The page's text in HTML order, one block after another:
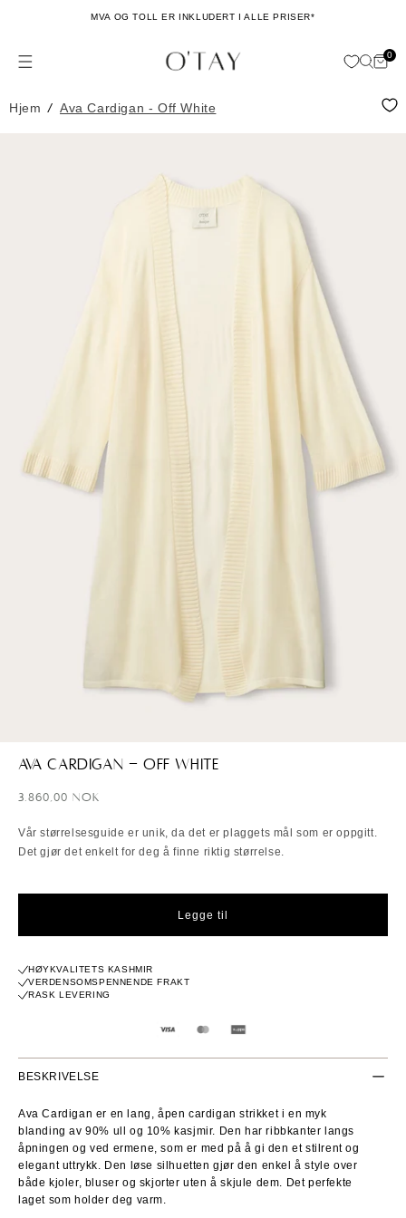
MVA OG TOLL ER INKLUDERT I ALLE PRISER*
no.general.menu 00
Hjem / Ava Cardigan - Off White
media
modal
Ava Cardigan - Off White
Ordinær
3.860,00 NOK
Vår størrelsesguide er unik, da det er plaggets mål som er oppgitt.
Det gjør det enkelt for deg å finne riktig størrelse.
Legge til
HØYKVALITETS KASHMIR
VERDENSOMSPENNENDE FRAKT
RASK LEVERING
BESKRIVELSE
Ava Cardigan er en lang, åpen cardigan strikket i en myk
blanding av 90% ull og 10% kasjmir. Den har ribbkanter langs
åpningen og ved ermene, som er med på å gi den et stilrent og
elegant uttrykk. Den løse silhuetten gjør den enkel å style over
både kjoler, bluser og skjorter uten å skjule dem. Det perfekte
laget som holder deg varm.